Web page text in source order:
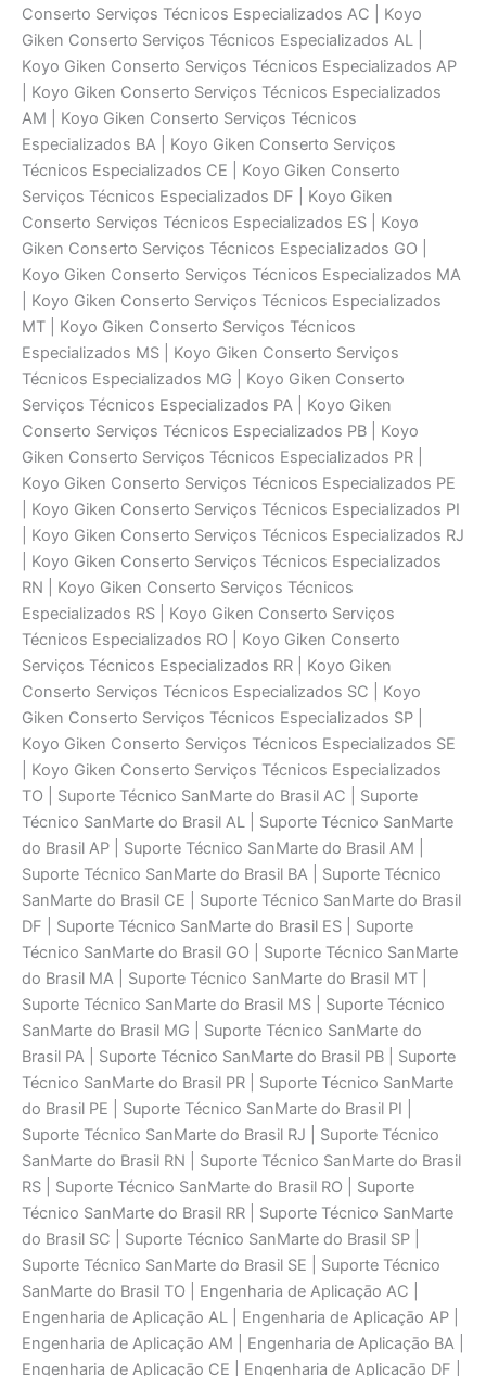
Conserto Serviços Técnicos Especializados AC | Koyo
Giken Conserto Serviços Técnicos Especializados AL |
Koyo Giken Conserto Serviços Técnicos Especializados AP
| Koyo Giken Conserto Serviços Técnicos Especializados
AM | Koyo Giken Conserto Serviços Técnicos
Especializados BA | Koyo Giken Conserto Serviços
Técnicos Especializados CE | Koyo Giken Conserto
Serviços Técnicos Especializados DF | Koyo Giken
Conserto Serviços Técnicos Especializados ES | Koyo
Giken Conserto Serviços Técnicos Especializados GO |
Koyo Giken Conserto Serviços Técnicos Especializados MA
| Koyo Giken Conserto Serviços Técnicos Especializados
MT | Koyo Giken Conserto Serviços Técnicos
Especializados MS | Koyo Giken Conserto Serviços
Técnicos Especializados MG | Koyo Giken Conserto
Serviços Técnicos Especializados PA | Koyo Giken
Conserto Serviços Técnicos Especializados PB | Koyo
Giken Conserto Serviços Técnicos Especializados PR |
Koyo Giken Conserto Serviços Técnicos Especializados PE
| Koyo Giken Conserto Serviços Técnicos Especializados PI
| Koyo Giken Conserto Serviços Técnicos Especializados RJ
| Koyo Giken Conserto Serviços Técnicos Especializados
RN | Koyo Giken Conserto Serviços Técnicos
Especializados RS | Koyo Giken Conserto Serviços
Técnicos Especializados RO | Koyo Giken Conserto
Serviços Técnicos Especializados RR | Koyo Giken
Conserto Serviços Técnicos Especializados SC | Koyo
Giken Conserto Serviços Técnicos Especializados SP |
Koyo Giken Conserto Serviços Técnicos Especializados SE
| Koyo Giken Conserto Serviços Técnicos Especializados
TO | Suporte Técnico SanMarte do Brasil AC | Suporte
Técnico SanMarte do Brasil AL | Suporte Técnico SanMarte
do Brasil AP | Suporte Técnico SanMarte do Brasil AM |
Suporte Técnico SanMarte do Brasil BA | Suporte Técnico
SanMarte do Brasil CE | Suporte Técnico SanMarte do Brasil
DF | Suporte Técnico SanMarte do Brasil ES | Suporte
Técnico SanMarte do Brasil GO | Suporte Técnico SanMarte
do Brasil MA | Suporte Técnico SanMarte do Brasil MT |
Suporte Técnico SanMarte do Brasil MS | Suporte Técnico
SanMarte do Brasil MG | Suporte Técnico SanMarte do
Brasil PA | Suporte Técnico SanMarte do Brasil PB | Suporte
Técnico SanMarte do Brasil PR | Suporte Técnico SanMarte
do Brasil PE | Suporte Técnico SanMarte do Brasil PI |
Suporte Técnico SanMarte do Brasil RJ | Suporte Técnico
SanMarte do Brasil RN | Suporte Técnico SanMarte do Brasil
RS | Suporte Técnico SanMarte do Brasil RO | Suporte
Técnico SanMarte do Brasil RR | Suporte Técnico SanMarte
do Brasil SC | Suporte Técnico SanMarte do Brasil SP |
Suporte Técnico SanMarte do Brasil SE | Suporte Técnico
SanMarte do Brasil TO | Engenharia de Aplicaçāo AC |
Engenharia de Aplicaçāo AL | Engenharia de Aplicaçāo AP |
Engenharia de Aplicaçāo AM | Engenharia de Aplicaçāo BA |
Engenharia de Aplicaçāo CE | Engenharia de Aplicaçāo DF |